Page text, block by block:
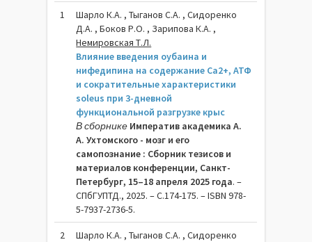
1
Шарло К.А. , Тыганов С.А. , Сидоренко
Д.А. , Боков Р.О. , Зарипова К.А. ,
Немировская Т.Л.
Влияние введения оубаина и
нифедипина на содержание Cа2+, АТФ
и сократительные характеристики
soleus при 3-дневной
функциональной разгрузке крыс
В сборнике Императив академика А.
А. Ухтомского - мозг и его
самопознание : Сборник тезисов и
материалов конференции, Санкт-
Петербург, 15–18 апреля 2025 года. –
СПбГУПТД., 2025. – C.174-175. – ISBN 978-
5-7937-2736-5.
2
Шарло К.А. , Тыганов С.А. , Сидоренко